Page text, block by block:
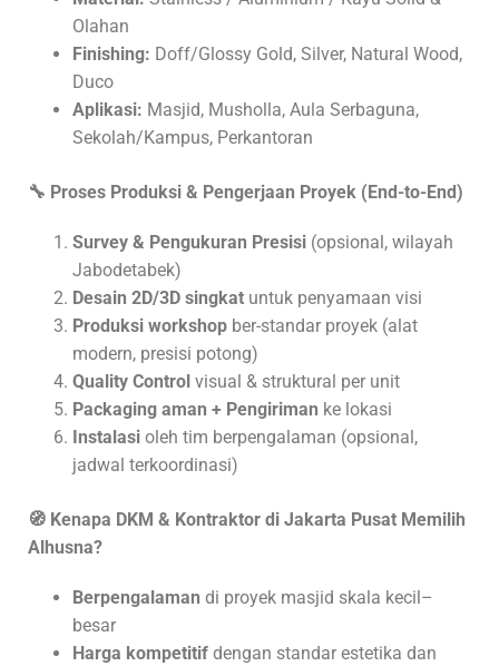
Olahan
Finishing: Doff/Glossy Gold, Silver, Natural Wood,
Duco
Aplikasi: Masjid, Musholla, Aula Serbaguna,
Sekolah/Kampus, Perkantoran
🔧 Proses Produksi & Pengerjaan Proyek (End-to-End)
Survey & Pengukuran Presisi (opsional, wilayah
Jabodetabek)
Desain 2D/3D singkat untuk penyamaan visi
Produksi workshop ber-standar proyek (alat
modern, presisi potong)
Quality Control visual & struktural per unit
Packaging aman + Pengiriman ke lokasi
Instalasi oleh tim berpengalaman (opsional,
jadwal terkoordinasi)
🧭 Kenapa DKM & Kontraktor di Jakarta Pusat Memilih
Alhusna?
Berpengalaman di proyek masjid skala kecil–
besar
Harga kompetitif dengan standar estetika dan